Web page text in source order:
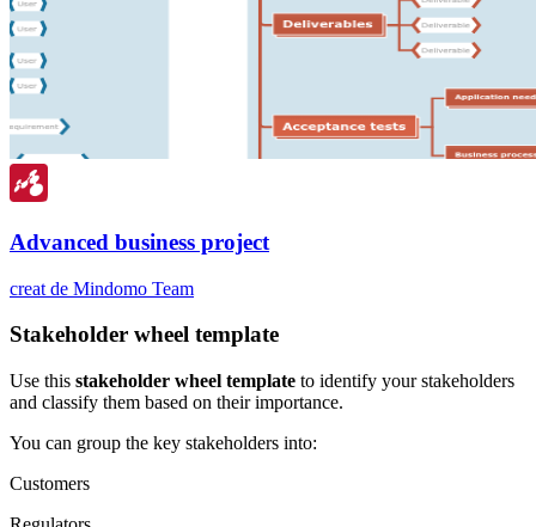
Advanced business project
creat de Mindomo Team
Stakeholder wheel template
Use this stakeholder wheel template to identify your stakeholders
and classify them based on their importance.
You can group the key stakeholders into:
Customers